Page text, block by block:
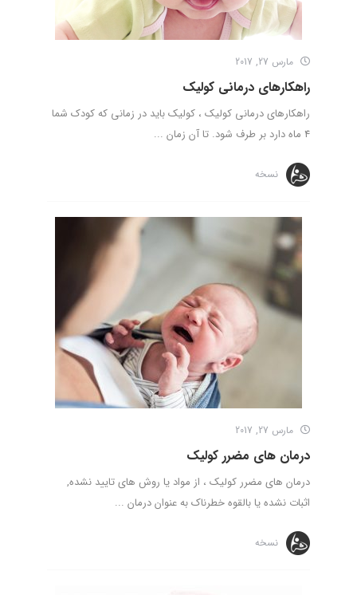
مارس 27, 2017
راهکارهای درمانی کولیک
راهکارهای درمانی کولیک ، کولیک باید در زمانی که کودک شما
4 ماه دارد بر طرف شود. تا آن زمان ...
نسخه
مارس 27, 2017
درمان های مضرر کولیک
درمان های مضرر کولیک ، از مواد یا روش های تایید نشده,
اثبات نشده یا بالقوه خطرناک به عنوان درمان ...
نسخه